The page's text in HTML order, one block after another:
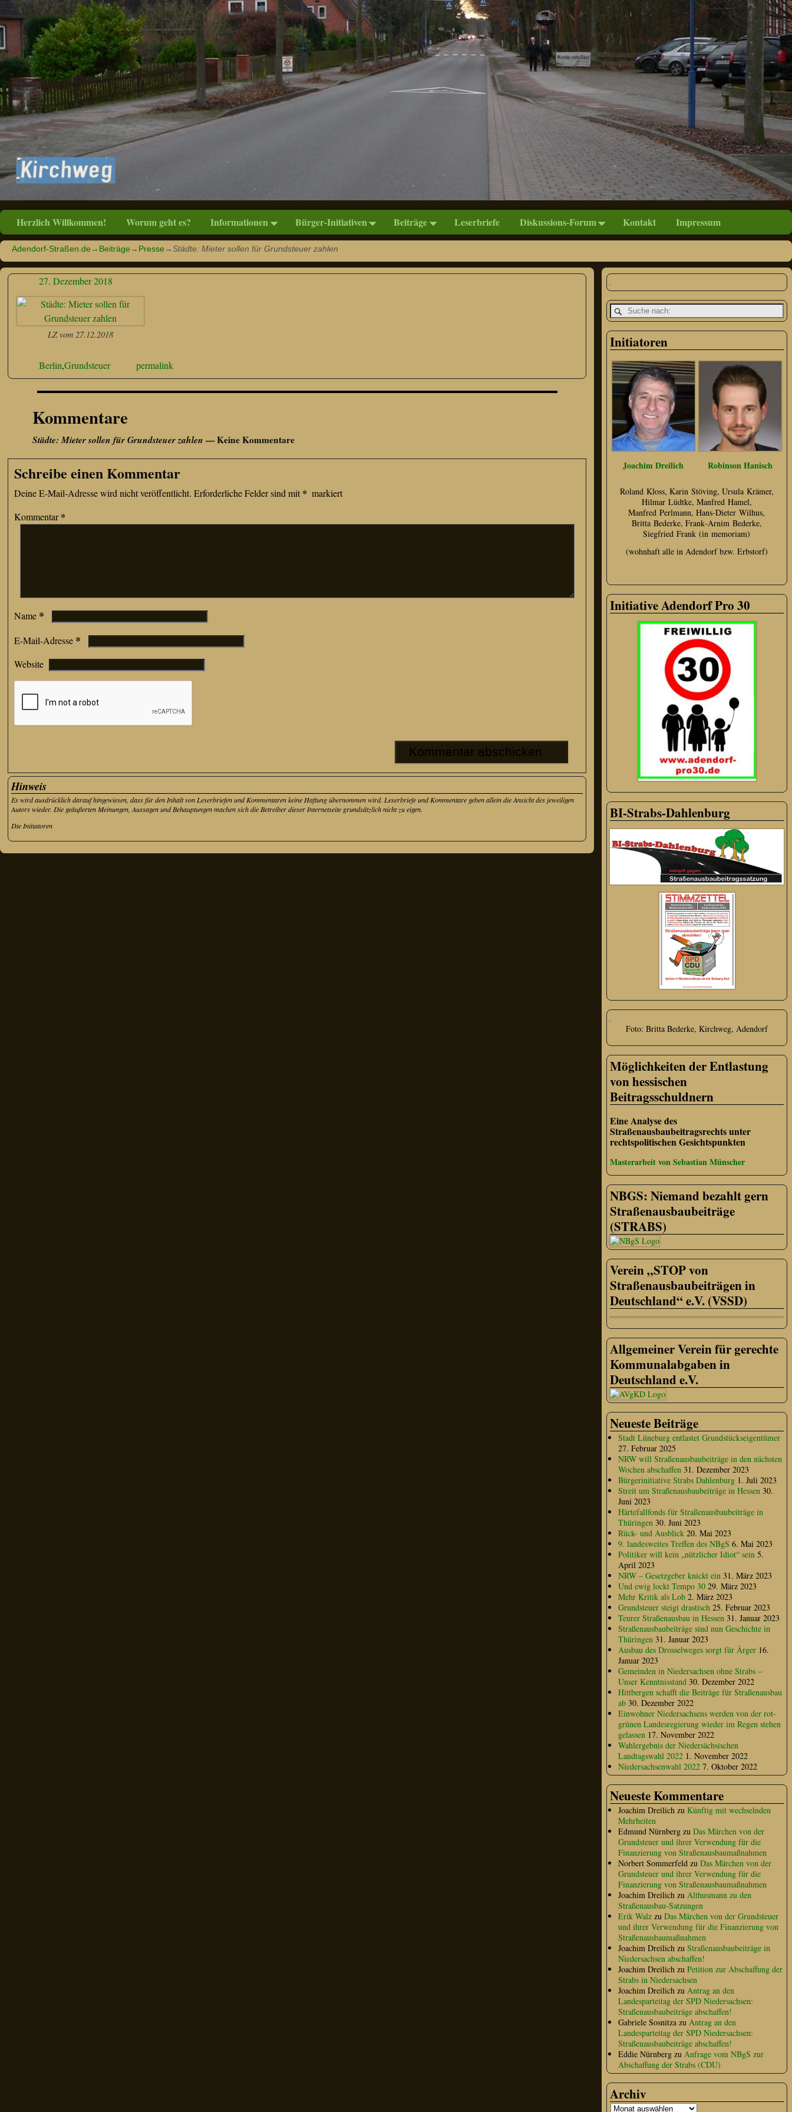
Herzlich Willkommen! Worum geht es? Informationen Bürger-Initiativen Beiträge Leserbriefe Diskussions-Forum Kontakt Impressum
Adendorf-Straßen.de→ Beiträge→ Presse→Städte: Mieter sollen für Grundsteuer zahlen
27. Dezember 2018
LZ vom 27.12.2018
Berlin,Grundsteuer permalink
Kommentare
Städte: Mieter sollen für Grundsteuer zahlen — Keine Kommentare
Schreibe einen Kommentar
Deine E-Mail-Adresse wird nicht veröffentlicht. Erforderliche Felder sind mit * markiert
Kommentar*
Name *
E-Mail-Adresse *
Website
Hinweis
Es wird ausdrücklich darauf hingewiesen, dass für den Inhalt von Leserbriefen und Kommentaren keine Haftung übernommen wird. Leserbriefe und Kommentare geben allein die Ansicht des jeweiligen
Autors wieder. Die geäußerten Meinungen, Aussagen und Behauptungen machen sich die Betreiber dieser Internetseite grundsätzlich nicht zu eigen.
Die Initiatoren
Initiatoren
Joachim Dreilich Robinson Hanisch
Roland Kloss, Karin Stöving, Ursula Krämer,
Hilmar Lüdtke, Manfred Hamel,
Manfred Perlmann, Hans‑Dieter Wilhus,
Britta Bederke, Frank‑Arnim Bederke,
Siegfried Frank (in memoriam)
(wohnhaft alle in Adendorf bzw. Erbstorf)
Initiative Adendorf Pro 30
BI-Strabs-Dahlenburg
Foto: Britta Bederke, Kirchweg, Adendorf
Möglichkeiten der Entlastung
von hessischen
Beitragsschuldnern
Eine Analyse des
Straßenausbaubeitragsrechts unter
rechtspolitischen Gesichtspunkten
Masterarbeit von Sebastian Münscher
NBGS: Niemand bezahlt gern
Straßenausbaubeiträge
(STRABS)
Verein „STOP von
Straßenausbaubeiträgen in
Deutschland“ e.V. (VSSD)
Allgemeiner Verein für gerechte
Kommunalabgaben in
Deutschland e.V.
Neueste Beiträge
Stadt Lüneburg entlastet Grundstückseigentümer
27. Februar 2025
NRW will Straßenausbaubeiträge in den nächsten
Wochen abschaffen 31. Dezember 2023
Bürgerinitiative Strabs Dahlenburg 1. Juli 2023
Streit um Straßenausbaubeiträge in Hessen 30.
Juni 2023
Härtefallfonds für Straßenausbaubeiträge in
Thüringen 30. Juni 2023
Rück- und Ausblick 20. Mai 2023
9. landesweites Treffen des NBgS 6. Mai 2023
Politiker will kein „nützlicher Idiot“ sein 5.
April 2023
NRW – Gesetzgeber knickt ein 31. März 2023
Und ewig lockt Tempo 30 29. März 2023
Mehr Kritik als Lob 2. März 2023
Grundsteuer steigt drastisch 25. Februar 2023
Teurer Straßenausbau in Hessen 31. Januar 2023
Straßenausbaubeiträge sind nun Geschichte in
Thüringen 31. Januar 2023
Ausbau des Drosselweges sorgt für Ärger 16.
Januar 2023
Gemeinden in Niedersachsen ohne Strabs –
Unser Kenntnisstand 30. Dezember 2022
Hittbergen schafft die Beiträge für Straßenausbau
ab 30. Dezember 2022
Einwohner Niedersachsens werden von der rot-
grünen Landesregierung wieder im Regen stehen
gelassen 17. November 2022
Wahlergebnis der Niedersächsischen
Landtagswahl 2022 1. November 2022
Niedersachsenwahl 2022 7. Oktober 2022
Neueste Kommentare
Joachim Dreilich zuKünftig mit wechselnden
Mehrheiten
Edmund Nürnberg zuDas Märchen von der
Grundsteuer und ihrer Verwendung für die
Finanzierung von Straßenausbaumaßnahmen
Norbert Sommerfeld zuDas Märchen von der
Grundsteuer und ihrer Verwendung für die
Finanzierung von Straßenausbaumaßnahmen
Joachim Dreilich zuAlthusmann zu den
Straßenausbau-Satzungen
Erik Walz zuDas Märchen von der Grundsteuer
und ihrer Verwendung für die Finanzierung von
Straßenausbaumaßnahmen
Joachim Dreilich zuStraßenausbaubeiträge in
Niedersachsen abschaffen!
Joachim Dreilich zuPetition zur Abschaffung der
Strabs in Niedersachsen
Joachim Dreilich zuAntrag an den
Landesparteitag der SPD Niedersachsen:
Straßenausbaubeiträge abschaffen!
Gabriele Sosnitza zuAntrag an den
Landesparteitag der SPD Niedersachsen:
Straßenausbaubeiträge abschaffen!
Eddie Nürnberg zuAnfrage vom NBgS zur
Abschaffung der Strabs (CDU)
Archiv